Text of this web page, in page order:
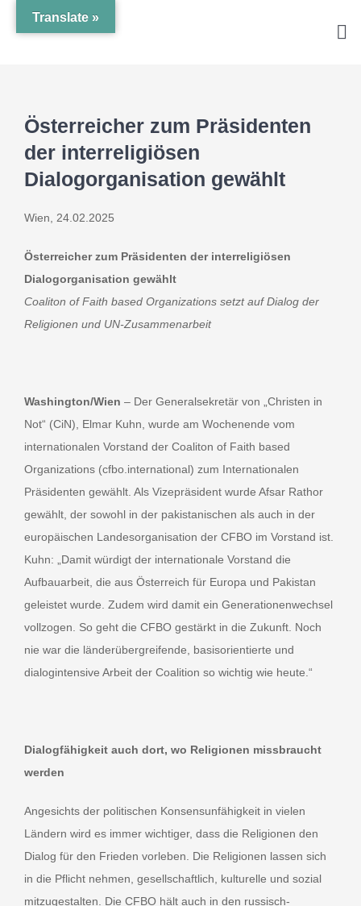
Inhalt
Österreicher zum Präsidenten
der interreligiösen
Dialogorganisation gewählt
Wien, 24.02.2025
Österreicher zum Präsidenten der interreligiösen
Dialogorganisation gewählt
Coaliton of Faith based Organizations setzt auf Dialog der
Religionen und UN-Zusammenarbeit
Washington/Wien – Der Generalsekretär von „Christen in
Not“ (CiN), Elmar Kuhn, wurde am Wochenende vom
internationalen Vorstand der Coaliton of Faith based
Organizations (cfbo.international) zum Internationalen
Präsidenten gewählt. Als Vizepräsident wurde Afsar Rathor
gewählt, der sowohl in der pakistanischen als auch in der
europäischen Landesorganisation der CFBO im Vorstand ist.
Kuhn: „Damit würdigt der internationale Vorstand die
Aufbauarbeit, die aus Österreich für Europa und Pakistan
geleistet wurde. Zudem wird damit ein Generationenwechsel
vollzogen. So geht die CFBO gestärkt in die Zukunft. Noch
nie war die länderübergreifende, basisorientierte und
dialogintensive Arbeit der Coalition so wichtig wie heute.“
Dialogfähigkeit auch dort, wo Religionen missbraucht
werden
Angesichts der politischen Konsensunfähigkeit in vielen
Ländern wird es immer wichtiger, dass die Religionen den
Dialog für den Frieden vorleben. Die Religionen lassen sich
in die Pflicht nehmen, gesellschaftlich, kulturelle und sozial
mitzugestalten. Die CFBO hält auch in den russisch-
Translate »